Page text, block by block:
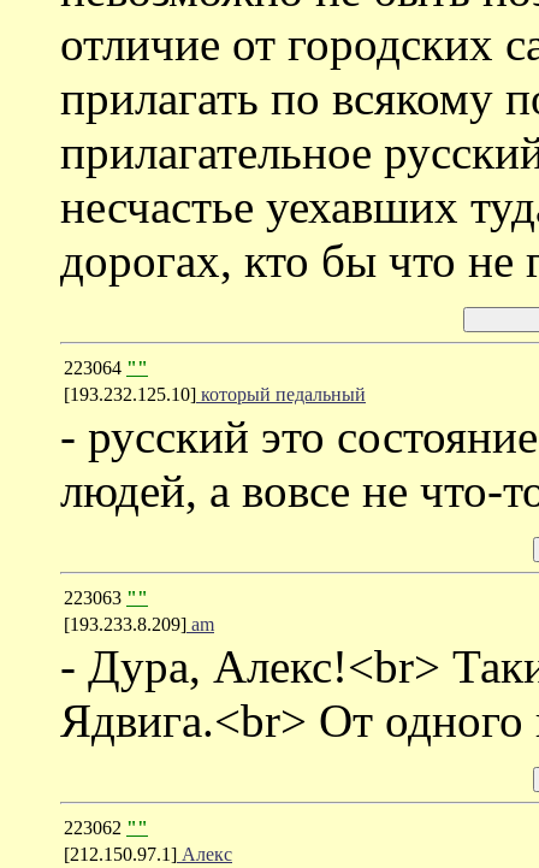
отличие от городских
прилагать по всякому
прилагательное
несчастье уехавших
дорогах, кто бы что не
223064 ""
[193.232.125.10] который педальный
- русский это
людей, а вовсе не что-
223063 ""
[193.233.8.209] am
- Дура, Алекс!<br>
Ядвига.<br> От одного
223062 ""
[212.150.97.1] Алекс